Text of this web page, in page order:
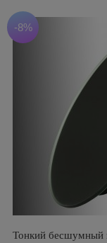
-8%
Тонкий бесшумный